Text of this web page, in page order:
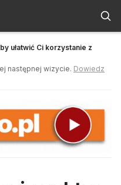
ułatwić Ci korzystanie z
następnej wizycie. Dowiedz